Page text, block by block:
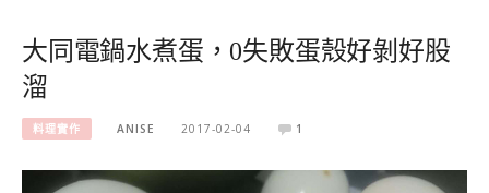
大同電鍋水煮蛋，0失敗蛋殼好剝好股
溜
料理實作 ANISE 2017-02-04 1